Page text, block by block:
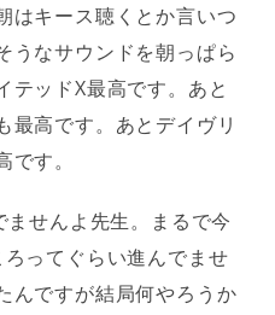
はキース聴くとか言いつ
うなサウンドを朝っぱら
テッドX最高です。あと
最高です。あとデイヴリ
す。
せんよ先生。まるで今
ってぐらい進んでませ
んですが結局何やろうか